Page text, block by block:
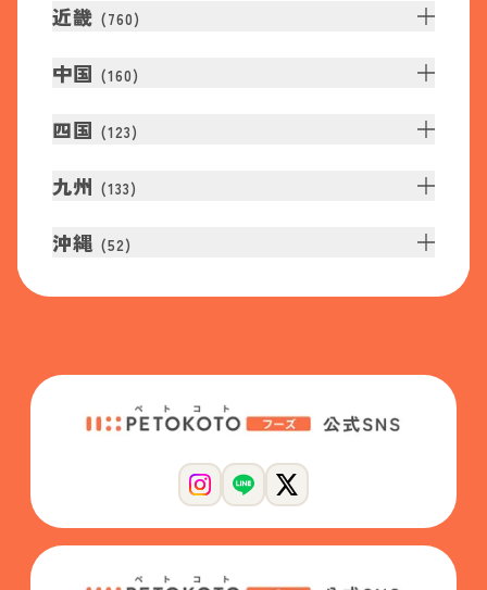
近畿 (760)
中国 (160)
四国 (123)
九州 (133)
沖縄 (52)